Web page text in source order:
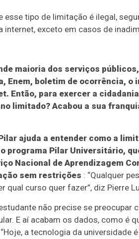
esse tipo de limitação é ilegal,
internet, exceto em casos de
maioria dos serviços
Enem, boletim de ocorrência, o
Então, para exercer a
limitado? Acabou a sua
ajuda a entender como a
programa Pilar Universitário,
Nacional de Aprendizagem
sem restrições : “Qualquer
qual curso quer fazer”, diz Pierre
não precise se preocupar
E aí acabam os dados, como é
a tecnologia da universidade